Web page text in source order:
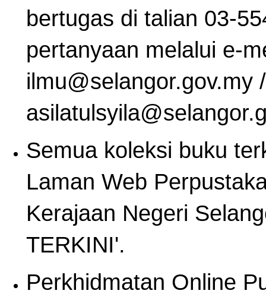
bertugas di talian 03-
pertanyaan melalui e-
ilmu@selangor.gov.my /
Semua koleksi buku
Laman Web
Kerajaan Negeri
TERKINI'.
Perkhidmatan Online